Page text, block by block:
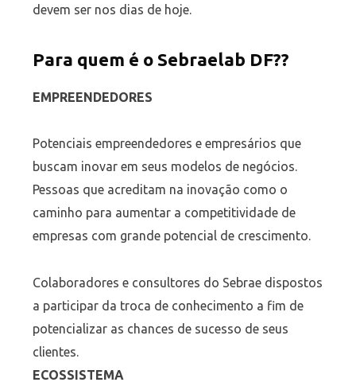
devem ser nos dias de hoje.
Para quem é o Sebraelab DF??
EMPREENDEDORES
Potenciais empreendedores e empresários que
buscam inovar em seus modelos de negócios.
Pessoas que acreditam na inovação como o
caminho para aumentar a competitividade de
empresas com grande potencial de crescimento.
Colaboradores e consultores do Sebrae dispostos
a participar da troca de conhecimento a fim de
potencializar as chances de sucesso de seus
clientes.
ECOSSISTEMA